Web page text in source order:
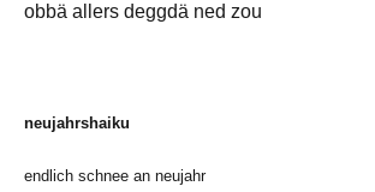
obbä allers deggdä ned zou
neujahrshaiku
endlich schnee an neujahr